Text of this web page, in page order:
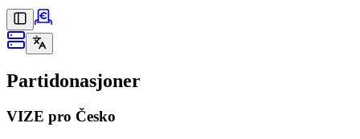
Partidonasjoner
VIZE pro Česko